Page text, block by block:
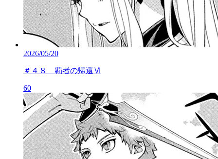
2026/05/20
＃４８ 覇者の帰還Ⅵ
60